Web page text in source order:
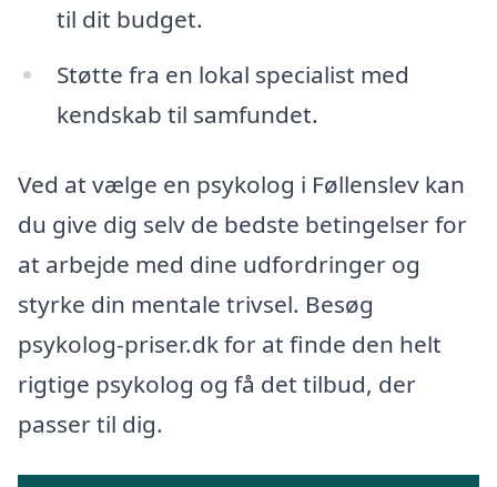
til dit budget.
Støtte fra en lokal specialist med
kendskab til samfundet.
Ved at vælge en psykolog i Føllenslev kan
du give dig selv de bedste betingelser for
at arbejde med dine udfordringer og
styrke din mentale trivsel. Besøg
psykolog-priser.dk for at finde den helt
rigtige psykolog og få det tilbud, der
passer til dig.